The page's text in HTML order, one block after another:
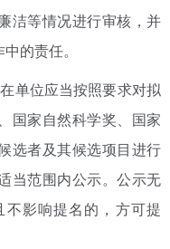
洁等情况进行审核，并
的责任。
单位应当按照要求对拟
国家自然科学奖、国家
选者及其候选项目进行
当范围内公示。公示无
影响提名的，方可提